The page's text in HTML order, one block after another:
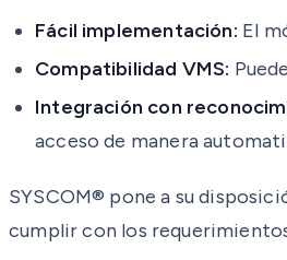
Fácil implementación: El
Compatibilidad VMS:
Integración con
acceso de manera
SYSCOM® pone a su
cumplir con los